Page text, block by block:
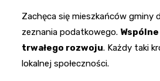
Zachęca się mieszkańców gminy
zeznania podatkowego.
trwałego rozwoju. Każdy taki
lokalnej społeczności.